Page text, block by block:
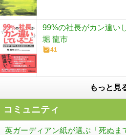
99%の社長がカン違い
堀 龍市
41
もっと見
コミュニティ
英ガーディアン紙が選ぶ「死ぬま